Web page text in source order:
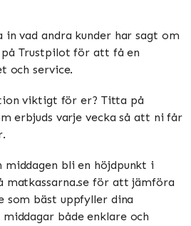
in vad andra kunder har sagt om
Trustpilot för att få en
och service.
viktigt för er? Titta på
erbjuds varje vecka så att ni får
middagen bli en höjdpunkt i
matkassarna.se för att jämföra
som bäst uppfyller dina
både enklare och